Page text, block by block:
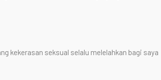
kekerasan seksual selalu melelahkan bagi saya